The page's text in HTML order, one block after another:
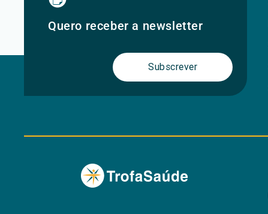
Quero receber a newsletter
Subscrever